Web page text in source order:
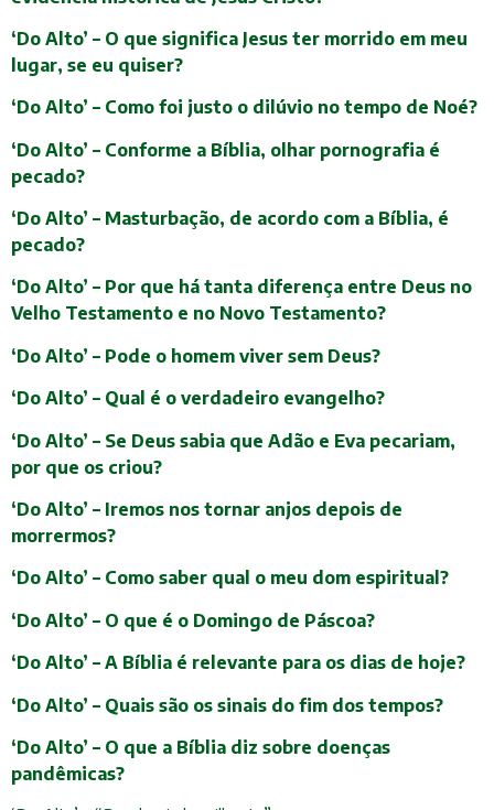
‘Do Alto’ – O que significa Jesus ter morrido em meu
lugar, se eu quiser?
‘Do Alto’ – Como foi justo o dilúvio no tempo de Noé?
‘Do Alto’ – Conforme a Bíblia, olhar pornografia é
pecado?
‘Do Alto’ – Masturbação, de acordo com a Bíblia, é
pecado?
‘Do Alto’ – Por que há tanta diferença entre Deus no
Velho Testamento e no Novo Testamento?
‘Do Alto’ – Pode o homem viver sem Deus?
‘Do Alto’ – Qual é o verdadeiro evangelho?
‘Do Alto’ – Se Deus sabia que Adão e Eva pecariam,
por que os criou?
‘Do Alto’ – Iremos nos tornar anjos depois de
morrermos?
‘Do Alto’ – Como saber qual o meu dom espiritual?
‘Do Alto’ – O que é o Domingo de Páscoa?
‘Do Alto’ – A Bíblia é relevante para os dias de hoje?
‘Do Alto’ – Quais são os sinais do fim dos tempos?
‘Do Alto’ – O que a Bíblia diz sobre doenças
pandêmicas?